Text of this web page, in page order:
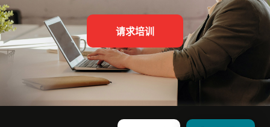
请求培训